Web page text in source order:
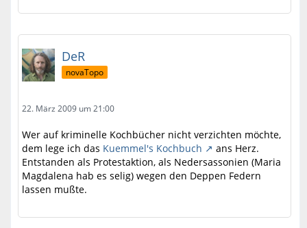
DeR
novaTopo
22. März 2009 um 21:00
Wer auf kriminelle Kochbücher nicht verzichten möchte,
dem lege ich das Kuemmel's Kochbuch
ans Herz.
Entstanden als Protestaktion, als Nedersassonien (Maria
Magdalena hab es selig) wegen den Deppen Federn
lassen mußte.